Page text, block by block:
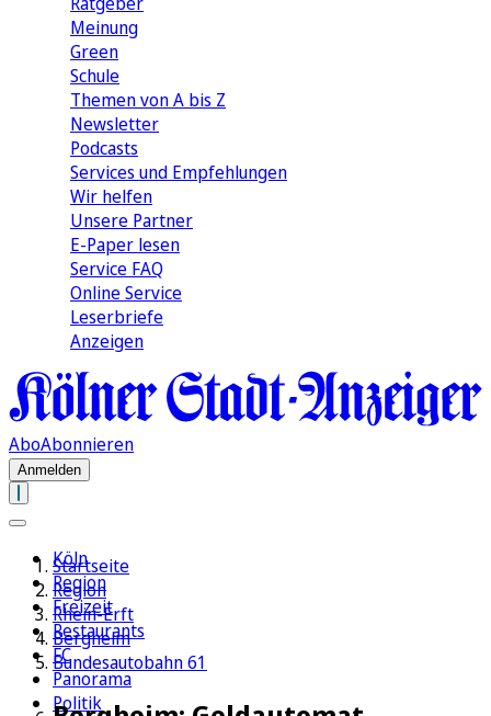
Meinung
Green
Schule
Themen von A bis Z
Newsletter
Podcasts
Services und Empfehlungen
Wir helfen
Unsere Partner
E-Paper lesen
Service FAQ
Online Service
Leserbriefe
Anzeigen
AboAbonnieren
Anmelden
Köln
Region
Freizeit
Restaurants
FC
Panorama
Politik
Startseite
Region
Rhein-Erft
Bergheim
Bundesautobahn 61